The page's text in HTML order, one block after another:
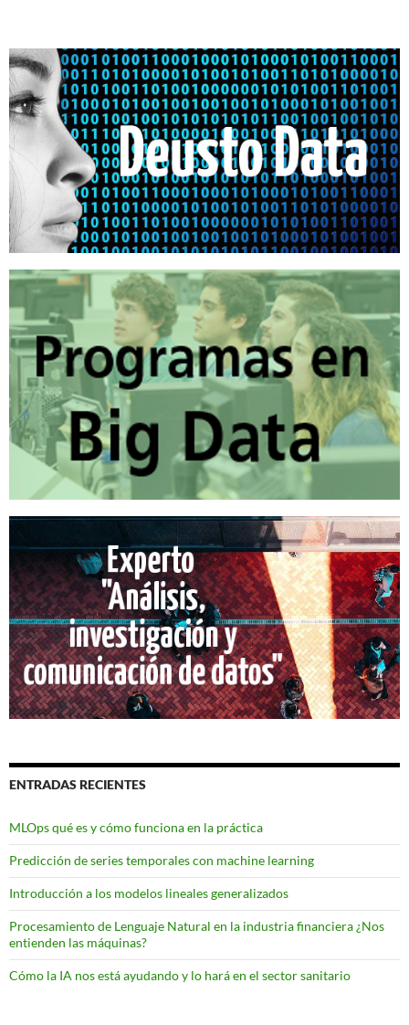
ENTRADAS RECIENTES
MLOps qué es y cómo funciona en la práctica
Predicción de series temporales con machine learning
Introducción a los modelos lineales generalizados
Procesamiento de Lenguaje Natural en la industria financiera ¿Nos
entienden las máquinas?
Cómo la IA nos está ayudando y lo hará en el sector sanitario